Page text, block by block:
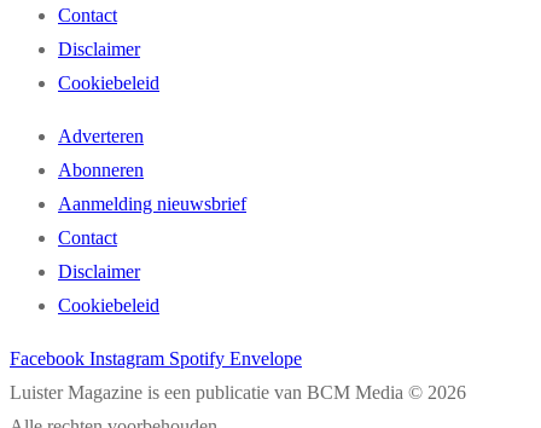
Contact
Disclaimer
Cookiebeleid
Adverteren
Abonneren
Aanmelding nieuwsbrief
Contact
Disclaimer
Cookiebeleid
Facebook Instagram Spotify Envelope
Luister Magazine is een publicatie van BCM Media © 2026